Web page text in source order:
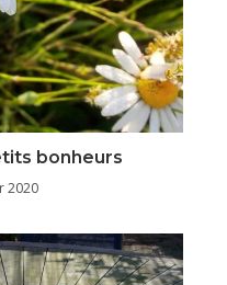
bonheurs
2020